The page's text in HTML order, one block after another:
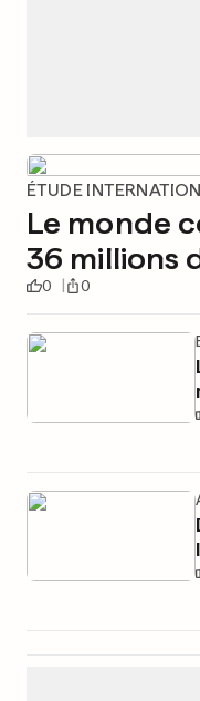
ÉTUDE
Le monde
36 millions
0 0